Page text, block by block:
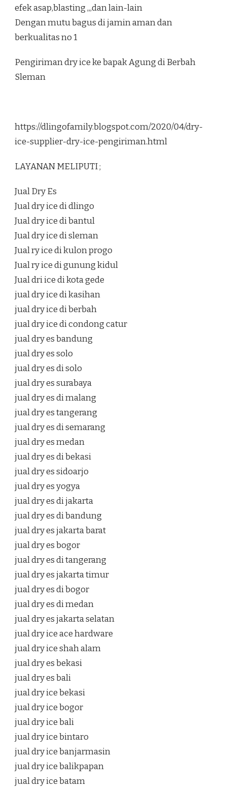
efek asap,blasting ,,,dan lain-lain
Dengan mutu bagus di jamin aman dan
berkualitas no 1
Pengiriman dry ice ke bapak Agung di Berbah
Sleman
https://dlingofamily.blogspot.com/2020/04/dry-
ice-supplier-dry-ice-pengiriman.html
LAYANAN MELIPUTI ;
Jual Dry Es
Jual dry ice di dlingo
Jual dry ice di bantul
Jual dry ice di sleman
Jual ry ice di kulon progo
Jual ry ice di gunung kidul
Jual dri ice di kota gede
jual dry ice di kasihan
jual dry ice di berbah
jual dry ice di condong catur
jual dry es bandung
jual dry es solo
jual dry es di solo
jual dry es surabaya
jual dry es di malang
jual dry es tangerang
jual dry es di semarang
jual dry es medan
jual dry es di bekasi
jual dry es sidoarjo
jual dry es yogya
jual dry es di jakarta
jual dry es di bandung
jual dry es jakarta barat
jual dry es bogor
jual dry es di tangerang
jual dry es jakarta timur
jual dry es di bogor
jual dry es di medan
jual dry es jakarta selatan
jual dry ice ace hardware
jual dry ice shah alam
jual dry es bekasi
jual dry es bali
jual dry ice bekasi
jual dry ice bogor
jual dry ice bali
jual dry ice bintaro
jual dry ice banjarmasin
jual dry ice balikpapan
jual dry ice batam